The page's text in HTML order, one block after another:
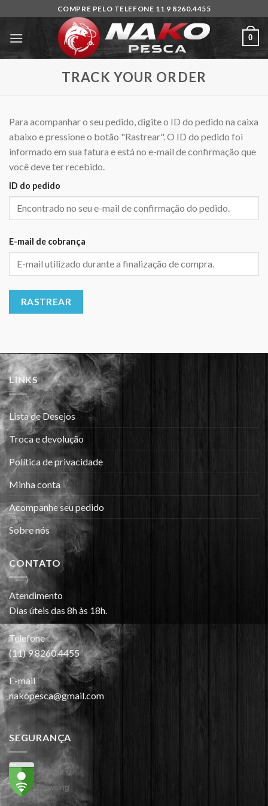
content
COMPRE PELO TELEFONE 11 9 8260.4455
0
TRACK YOUR ORDER
Para acompanhar o seu pedido, digite o ID do pedido na caixa
abaixo e pressione o botão "Rastrear". O ID do pedido foi
informado em sua fatura e está no e-mail de confirmação que
você deve ter recebido.
ID do pedido
E-mail de cobrança
RASTREAR
LINKS
Lista de Desejos
Troca e devolução
Política de privacidade
Minha conta
Acompanhe seu pedido
Sobre nós
CONTATO
Atendimento
Dias úteis das 8h às 18h.
Telefone
(11) 9 8260.4455
E-mail
nakopesca@gmail.com
SEGURANÇA